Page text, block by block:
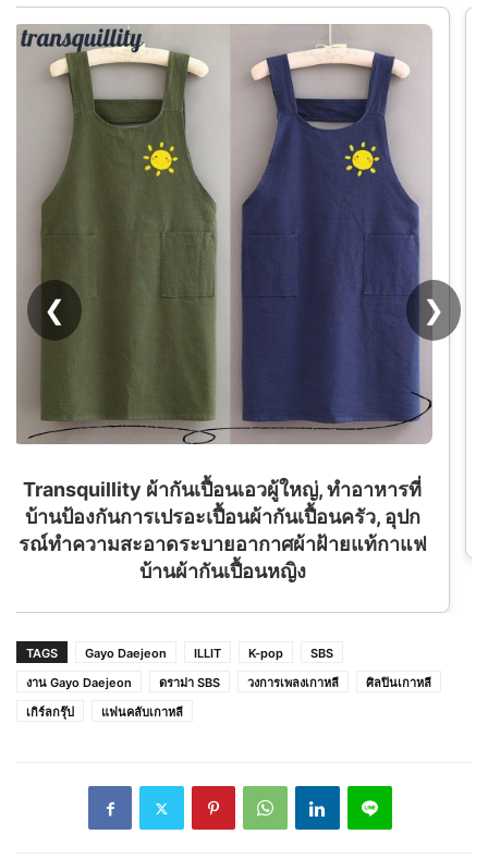
แป้งพัฟผสมรองพื้น กิฟฟารีน อินโนเวีย ฟลอเลส
คอมแพ็ค พาวเดอร์ เอสพีเอฟ 50+ พีเอ++++
❮ ❯
TAGS Gayo Daejeon ILLIT K-pop
SBS
งาน Gayo Daejeon
ดราม่า SBS วงการเพลงเกาหลี
ศิลปินเกาหลี
เกิร์ลกรุ๊ป
แฟนคลับเกาหลี